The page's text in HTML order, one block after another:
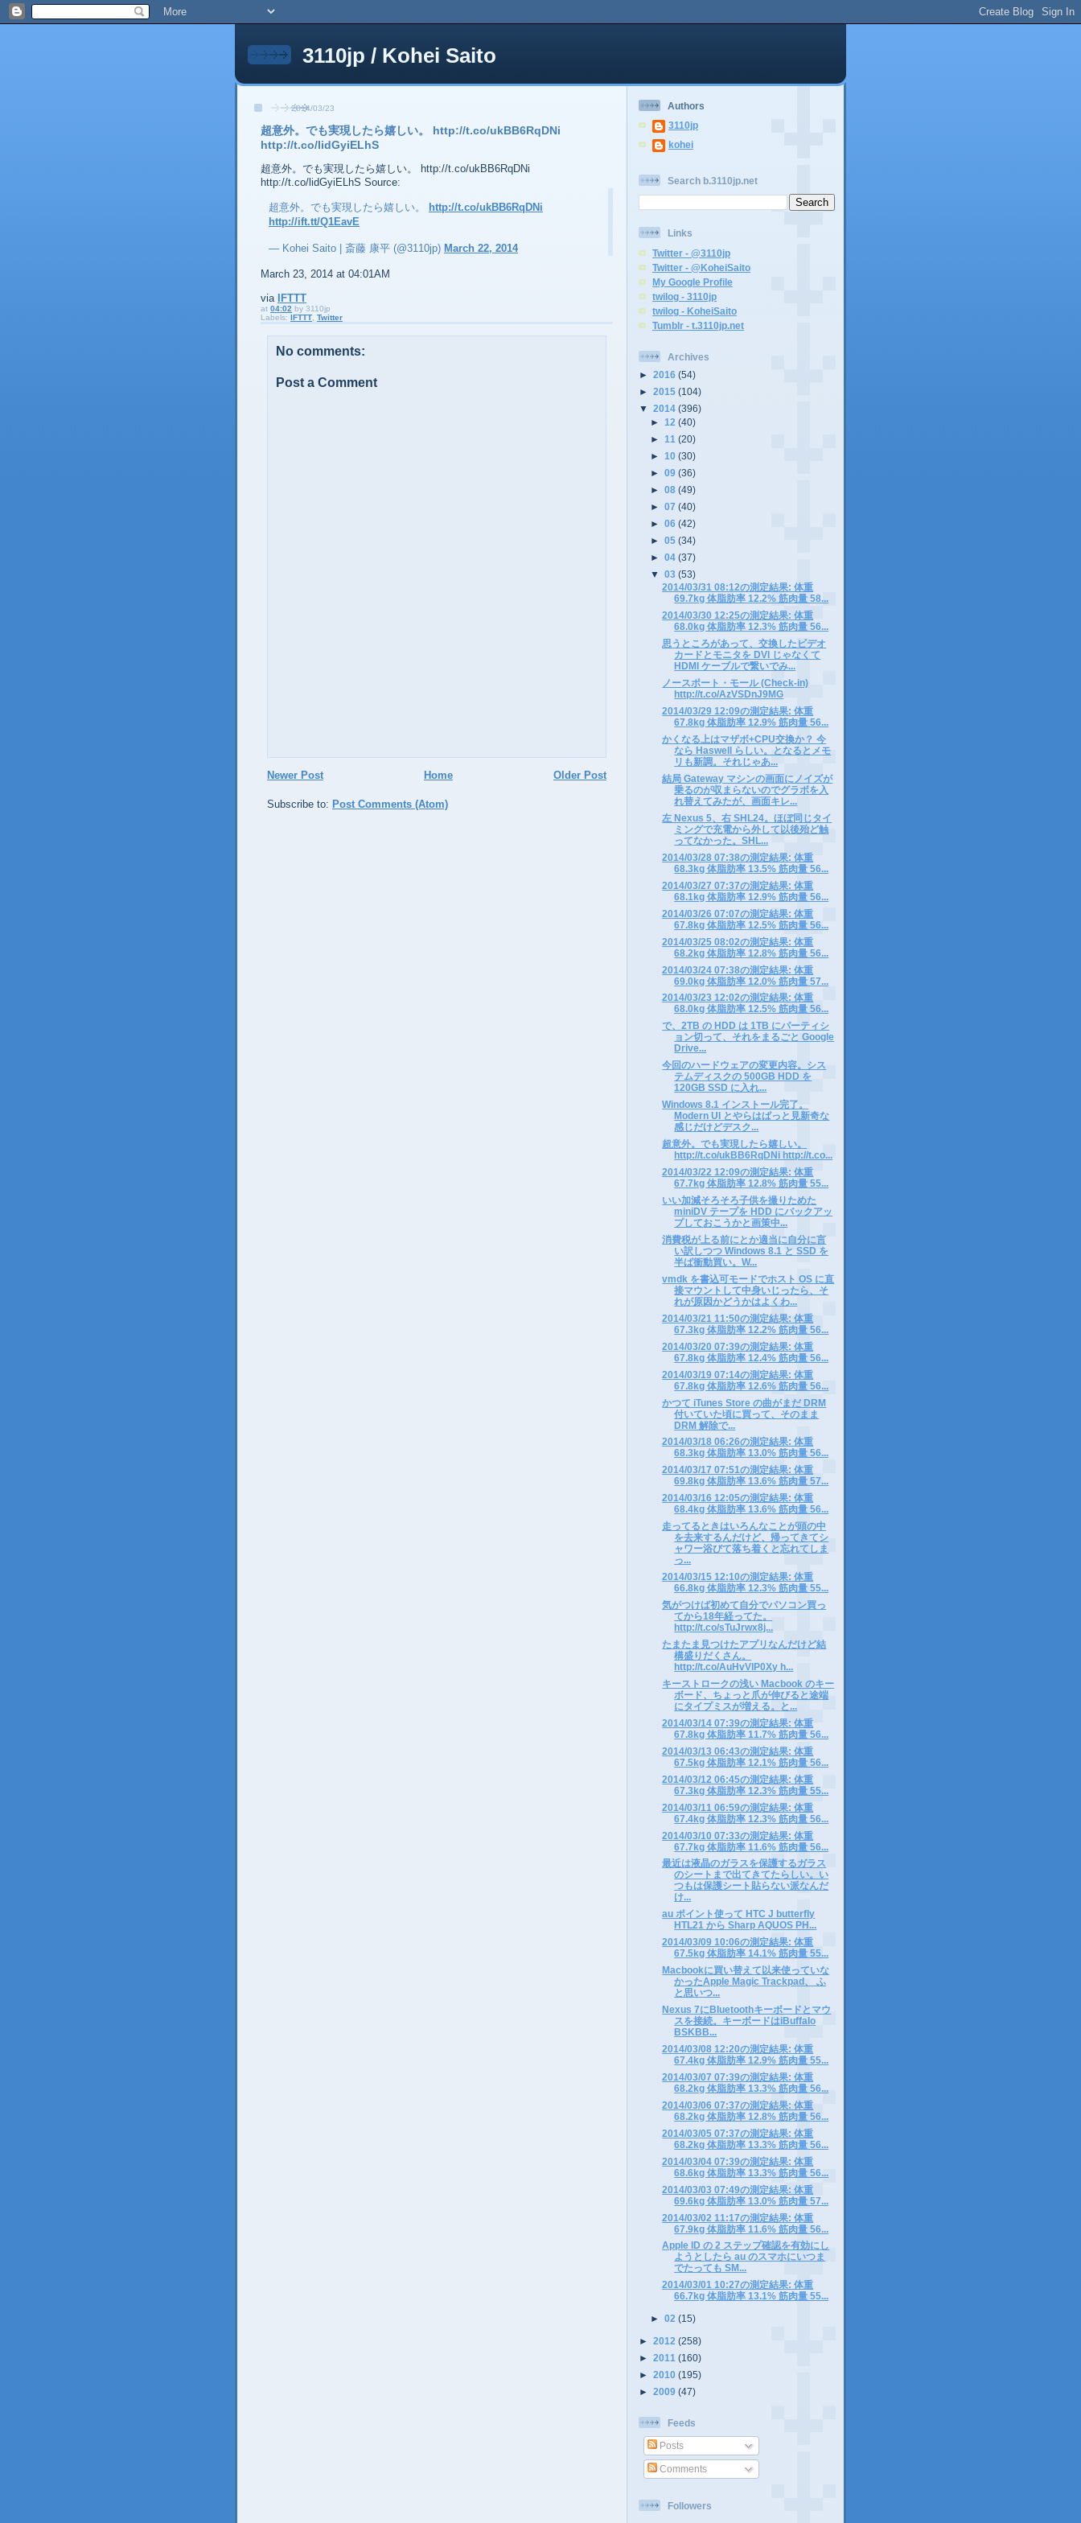
3110jp / Kohei Saito
2014/03/23
超意外。でも実現したら嬉しい。 http://t.co/ukBB6RqDNi
http://t.co/lidGyiELhS
超意外。でも実現したら嬉しい。 http://t.co/ukBB6RqDNi
http://t.co/lidGyiELhS Source:
超意外。でも実現したら嬉しい。
http://t.co/ukBB6RqDNi
http://ift.tt/Q1EavE
— Kohei Saito | 斎藤 康平 (@3110jp) March 22, 2014
March 23, 2014 at 04:01AM
via IFTTT
at 04:02 by 3110jp
Labels: IFTTT Twitter
No comments:
Post a Comment
Newer Post Older Post
Home
Subscribe to: Post Comments (Atom)
Authors
3110jp
kohei
Search b.3110jp.net
Links
Twitter - @3110jp
Twitter - @KoheiSaito
My Google Profile
twilog - 3110jp
twilog - KoheiSaito
Tumblr - t.3110jp.net
Archives
► 2016 (54)
► 2015 (104)
▼ 2014 (396)
► 12(40)
► 11(20)
► 10(30)
►09(36)
►08(49)
►07(40)
►06(42)
►05(34)
►04(37)
▼03(53)
2014/03/31 08:12の測定結果: 体重
69.7kg 体脂肪率 12.2% 筋肉量 58...
2014/03/30 12:25の測定結果: 体重
68.0kg 体脂肪率 12.3% 筋肉量 56...
思うところがあって、交換したビデオ
カードとモニタを DVI じゃなくて
HDMI ケーブルで繋いでみ...
ノースポート・モール (Check-in)
http://t.co/AzVSDnJ9MG
2014/03/29 12:09の測定結果: 体重
67.8kg 体脂肪率 12.9% 筋肉量 56...
かくなる上はマザボ+CPU交換か？ 今
なら Haswell らしい。となるとメモ
リも新調。それじゃあ...
結局 Gateway マシンの画面にノイズが
乗るのが収まらないのでグラボを入
れ替えてみたが、画面キレ...
左 Nexus 5、右 SHL24。ほぼ同じタイ
ミングで充電から外して以後殆ど触
ってなかった。SHL...
2014/03/28 07:38の測定結果: 体重
68.3kg 体脂肪率 13.5% 筋肉量 56...
2014/03/27 07:37の測定結果: 体重
68.1kg 体脂肪率 12.9% 筋肉量 56...
2014/03/26 07:07の測定結果: 体重
67.8kg 体脂肪率 12.5% 筋肉量 56...
2014/03/25 08:02の測定結果: 体重
68.2kg 体脂肪率 12.8% 筋肉量 56...
2014/03/24 07:38の測定結果: 体重
69.0kg 体脂肪率 12.0% 筋肉量 57...
2014/03/23 12:02の測定結果: 体重
68.0kg 体脂肪率 12.5% 筋肉量 56...
で、2TB の HDD は 1TB にパーティシ
ョン切って、それをまるごと Google
Drive...
今回のハードウェアの変更内容。シス
テムディスクの 500GB HDD を
120GB SSD に入れ...
Windows 8.1 インストール完了。
Modern UI とやらはぱっと見新奇な
感じだけどデスク...
超意外。でも実現したら嬉しい。
http://t.co/ukBB6RqDNi http://t.co...
2014/03/22 12:09の測定結果: 体重
67.7kg 体脂肪率 12.8% 筋肉量 55...
いい加減そろそろ子供を撮りためた
miniDV テープを HDD にバックアッ
プしておこうかと画策中...
消費税が上る前にとか適当に自分に言
い訳しつつ Windows 8.1 と SSD を
半ば衝動買い。W...
vmdk を書込可モードでホスト OS に直
接マウントして中身いじったら、そ
れが原因かどうかはよくわ...
2014/03/21 11:50の測定結果: 体重
67.3kg 体脂肪率 12.2% 筋肉量 56...
2014/03/20 07:39の測定結果: 体重
67.8kg 体脂肪率 12.4% 筋肉量 56...
2014/03/19 07:14の測定結果: 体重
67.8kg 体脂肪率 12.6% 筋肉量 56...
かつて iTunes Store の曲がまだ DRM
付いていた頃に買って、そのまま
DRM 解除で...
2014/03/18 06:26の測定結果: 体重
68.3kg 体脂肪率 13.0% 筋肉量 56...
2014/03/17 07:51の測定結果: 体重
69.8kg 体脂肪率 13.6% 筋肉量 57...
2014/03/16 12:05の測定結果: 体重
68.4kg 体脂肪率 13.6% 筋肉量 56...
走ってるときはいろんなことが頭の中
を去来するんだけど、帰ってきてシ
ャワー浴びて落ち着くと忘れてしま
っ...
2014/03/15 12:10の測定結果: 体重
66.8kg 体脂肪率 12.3% 筋肉量 55...
気がつけば初めて自分でパソコン買っ
てから18年経ってた。
http://t.co/sTuJrwx8j...
たまたま見つけたアプリなんだけど結
構盛りだくさん。
http://t.co/AuHvVlP0Xy h...
キーストロークの浅い Macbook のキー
ボード、ちょっと爪が伸びると途端
にタイプミスが増える。と...
2014/03/14 07:39の測定結果: 体重
67.8kg 体脂肪率 11.7% 筋肉量 56...
2014/03/13 06:43の測定結果: 体重
67.5kg 体脂肪率 12.1% 筋肉量 56...
2014/03/12 06:45の測定結果: 体重
67.3kg 体脂肪率 12.3% 筋肉量 55...
2014/03/11 06:59の測定結果: 体重
67.4kg 体脂肪率 12.3% 筋肉量 56...
2014/03/10 07:33の測定結果: 体重
67.7kg 体脂肪率 11.6% 筋肉量 56...
最近は液晶のガラスを保護するガラス
のシートまで出てきてたらしい。い
つもは保護シート貼らない派なんだ
け...
au ポイント使って HTC J butterfly
HTL21 から Sharp AQUOS PH...
2014/03/09 10:06の測定結果: 体重
67.5kg 体脂肪率 14.1% 筋肉量 55...
Macbookに買い替えて以来使っていな
かったApple Magic Trackpad、 ふ
と思いつ...
Nexus 7にBluetoothキーボードとマウ
スを接続。キーボードはiBuffalo
BSKBB...
2014/03/08 12:20の測定結果: 体重
67.4kg 体脂肪率 12.9% 筋肉量 55...
2014/03/07 07:39の測定結果: 体重
68.2kg 体脂肪率 13.3% 筋肉量 56...
2014/03/06 07:37の測定結果: 体重
68.2kg 体脂肪率 12.8% 筋肉量 56...
2014/03/05 07:37の測定結果: 体重
68.2kg 体脂肪率 13.3% 筋肉量 56...
2014/03/04 07:39の測定結果: 体重
68.6kg 体脂肪率 13.3% 筋肉量 56...
2014/03/03 07:49の測定結果: 体重
69.6kg 体脂肪率 13.0% 筋肉量 57...
2014/03/02 11:17の測定結果: 体重
67.9kg 体脂肪率 11.6% 筋肉量 56...
Apple ID の 2 ステップ確認を有効にし
ようとしたら au のスマホにいつま
でたっても SM...
2014/03/01 10:27の測定結果: 体重
66.7kg 体脂肪率 13.1% 筋肉量 55...
►02(15)
► 2012 (258)
► 2011 (160)
► 2010 (195)
► 2009 (47)
Feeds
Posts
Comments
Followers